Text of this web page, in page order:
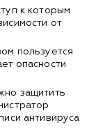
к которым
от
пользуется
опасности
защитить
антивируса